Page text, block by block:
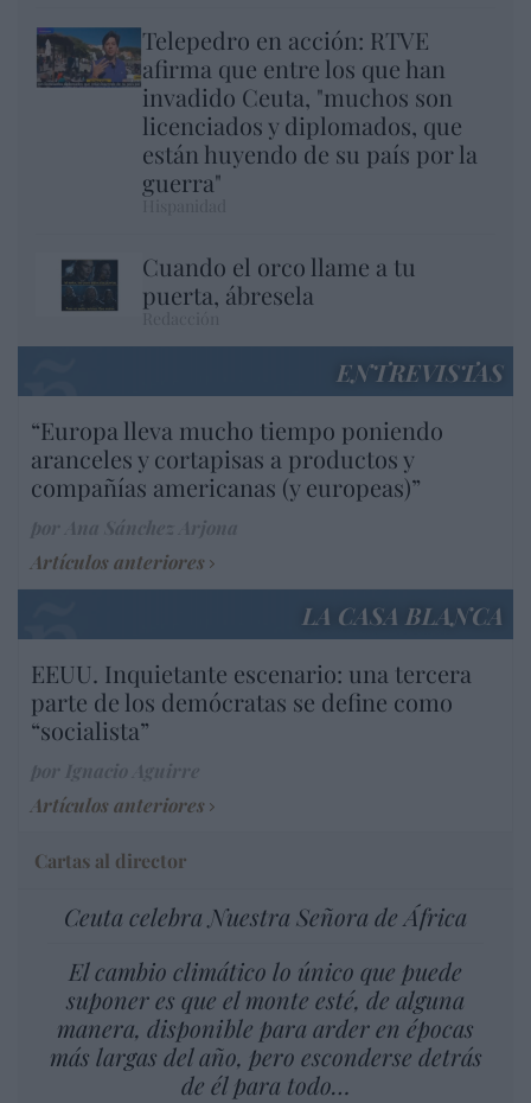
Telepedro en acción: RTVE
afirma que entre los que han
invadido Ceuta, "muchos son
licenciados y diplomados, que
están huyendo de su país por la
guerra"
Cuando el orco llame a tu
puerta, ábresela
ENTREVISTAS
“Europa lleva mucho tiempo poniendo
aranceles y cortapisas a productos y
compañías americanas (y europeas)”
Artículos anteriores
LA CASA BLANCA
EEUU. Inquietante escenario: una tercera
parte de los demócratas se define como
“socialista”
Artículos anteriores
Cartas al director
Ceuta celebra Nuestra Señora de África
El cambio climático lo único que puede
suponer es que el monte esté, de alguna
manera, disponible para arder en épocas
más largas del año, pero esconderse detrás
de él para todo…